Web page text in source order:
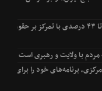
افزایش پلکانی حقوق کارمندان؛ رشد ۲۱ تا ۴۳ درصدی با تمرکز بر حقوق
برنامه‌های خود را برای